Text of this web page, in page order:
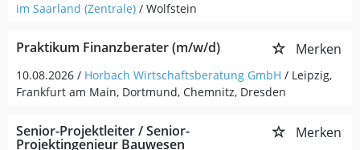
im Saarland (Zentrale) / Wolfstein
Praktikum Finanzberater (m/w/d) Merken
10.08.2026 / Horbach Wirtschaftsberatung GmbH / Leipzig,
Frankfurt am Main, Dortmund, Chemnitz, Dresden
Senior-Projektleiter / Senior-
Projektingenieur Bauwesen
Merken